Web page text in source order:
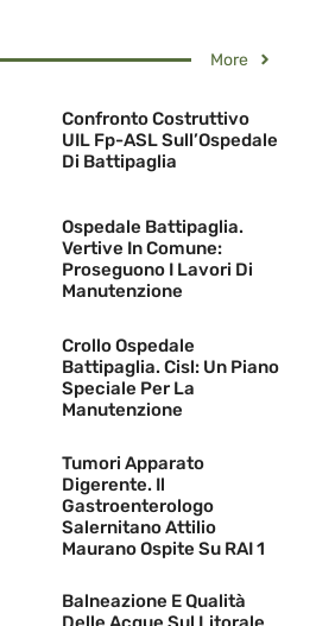
More
Confronto Costruttivo
UIL Fp-ASL Sull’Ospedale
Di Battipaglia
Ospedale Battipaglia.
Vertive In Comune:
Proseguono I Lavori Di
Manutenzione
Crollo Ospedale
Battipaglia. Cisl: Un Piano
Speciale Per La
Manutenzione
Tumori Apparato
Digerente. Il
Gastroenterologo
Salernitano Attilio
Maurano Ospite Su RAI 1
Balneazione E Qualità